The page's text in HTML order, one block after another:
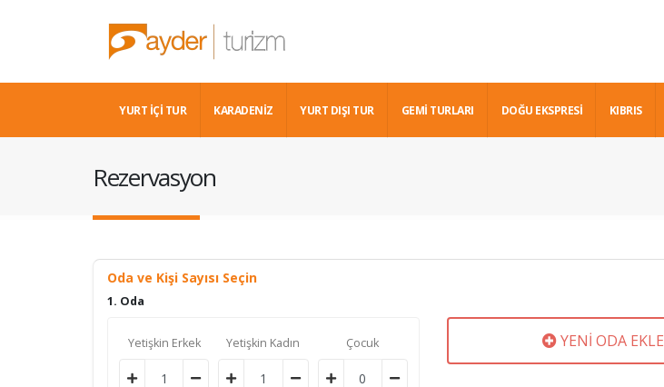
YURT İÇİ TUR KARADENIZ YURT DIŞI TUR GEMİ TURLARI DOĞU EKSPRESİ KIBRIS
Rezervasyon
Oda ve Kişi Sayısı Seçin
1. Oda
Yetişkin Erkek Yetişkin Kadın Çocuk YENİ ODA EKLE